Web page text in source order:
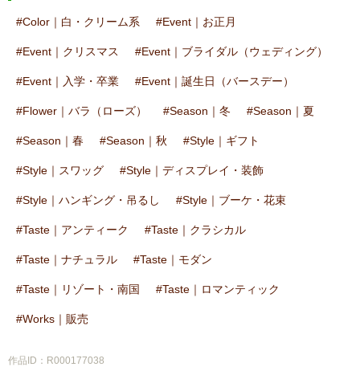
Color｜白・クリーム系 Event｜お正月
Event｜クリスマス Event｜ブライダル（ウェディング）
Event｜入学・卒業 Event｜誕生日（バースデー）
Flower｜バラ（ローズ） Season｜冬 Season｜夏
Season｜春 Season｜秋 Style｜ギフト
Style｜スワッグ Style｜ディスプレイ・装飾
Style｜ハンギング・吊るし Style｜ブーケ・花束
Taste｜アンティーク Taste｜クラシカル
Taste｜ナチュラル Taste｜モダン
Taste｜リゾート・南国 Taste｜ロマンティック
Works｜販売
作品ID：R000177038